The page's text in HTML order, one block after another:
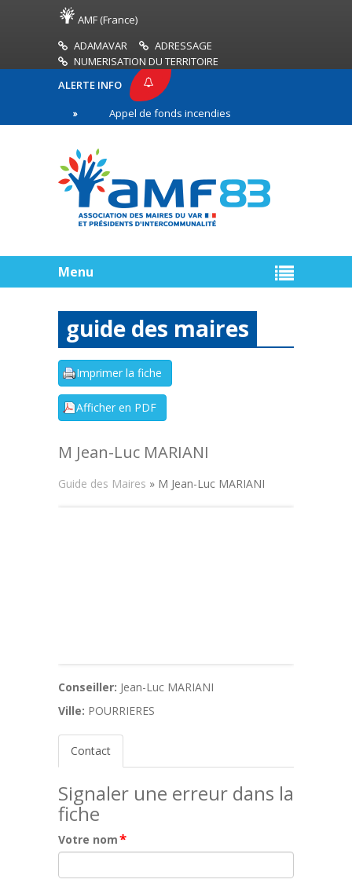
AMF (France)
ADAMAVAR
ADRESSAGE
NUMERISATION DU TERRITOIRE
ALERTE INFO
Appel de fonds incendies de forêt
ligne
Menu
guide des maires
M Jean-Luc MARIANI
Guide des Maires » M Jean-Luc MARIANI
Conseiller: Jean-Luc MARIANI
Ville: POURRIERES
Contact
Signaler une erreur dans la
fiche
Votre nom*